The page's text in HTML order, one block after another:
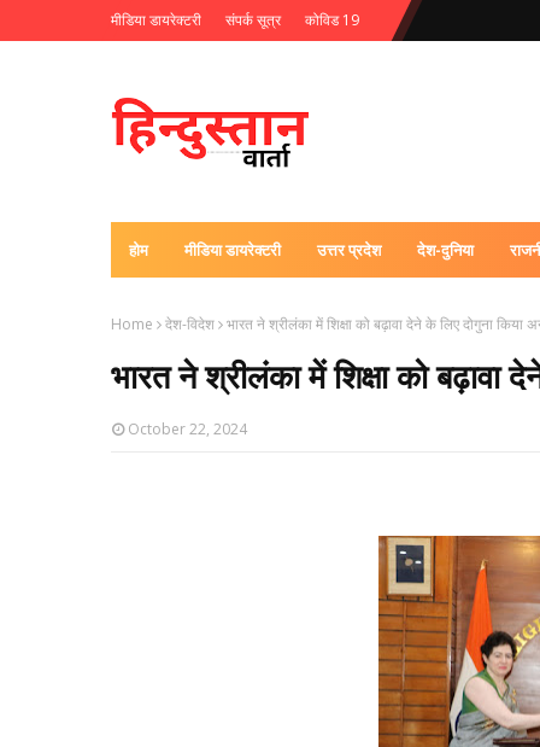
मीडिया डायरेक्टरी संपर्क सूत्र कोविड 19
होम मीडिया डायरेक्टरी उत्तर प्रदेश देश-दुनिया
Home देश-विदेश भारत ने श्रीलंका में शिक्षा को बढ़ावा देने के लिए दोगुना किया
भारत ने श्रीलंका में शिक्षा को बढ़ावा
October 22, 2024